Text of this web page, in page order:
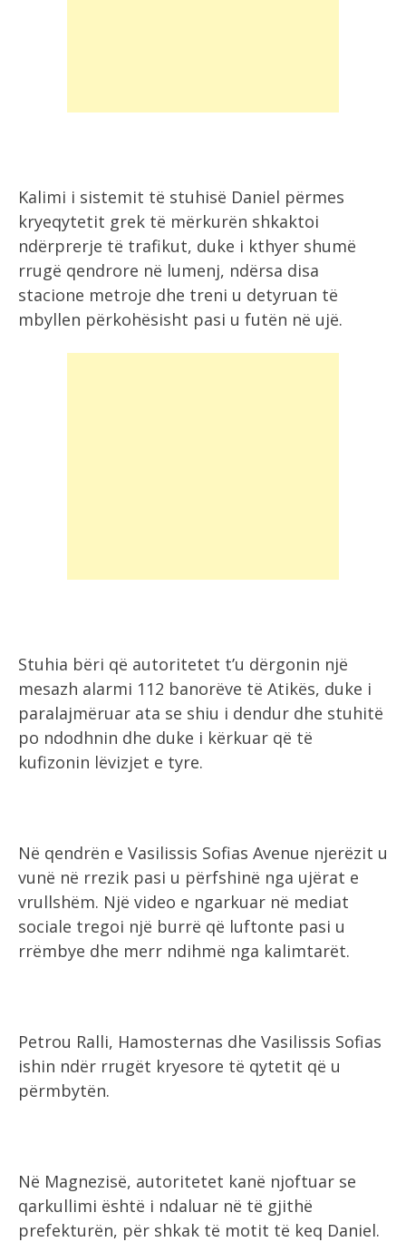
Kalimi i sistemit të stuhisë Daniel përmes
kryeqytetit grek të mërkurën shkaktoi
ndërprerje të trafikut, duke i kthyer shumë
rrugë qendrore në lumenj, ndërsa disa
stacione metroje dhe treni u detyruan të
mbyllen përkohësisht pasi u futën në ujë.
Stuhia bëri që autoritetet t’u dërgonin një
mesazh alarmi 112 banorëve të Atikës, duke i
paralajmëruar ata se shiu i dendur dhe stuhitë
po ndodhnin dhe duke i kërkuar që të
kufizonin lëvizjet e tyre.
Në qendrën e Vasilissis Sofias Avenue njerëzit u
vunë në rrezik pasi u përfshinë nga ujërat e
vrullshëm. Një video e ngarkuar në mediat
sociale tregoi një burrë që luftonte pasi u
rrëmbye dhe merr ndihmë nga kalimtarët.
Petrou Ralli, Hamosternas dhe Vasilissis Sofias
ishin ndër rrugët kryesore të qytetit që u
përmbytën.
Në Magnezisë, autoritetet kanë njoftuar se
qarkullimi është i ndaluar në të gjithë
prefekturën, për shkak të motit të keq Daniel.